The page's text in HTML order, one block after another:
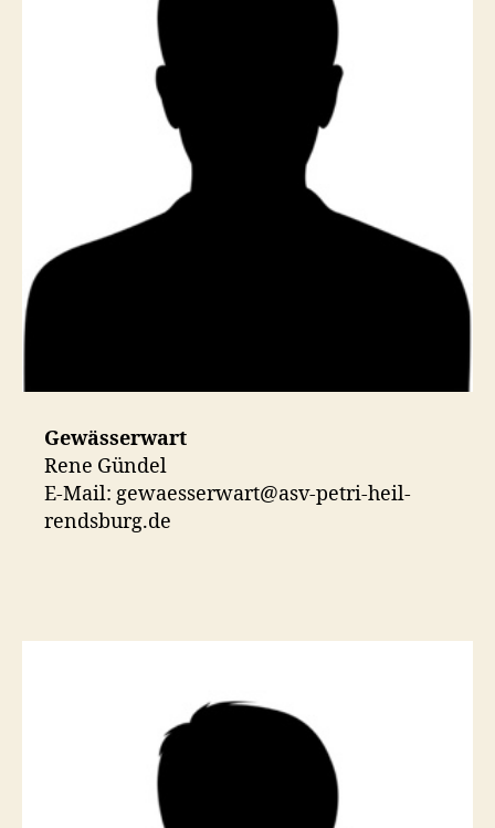
Gewässerwart
Rene Gündel
E-Mail: gewaesserwart@asv-petri-heil-
rendsburg.de